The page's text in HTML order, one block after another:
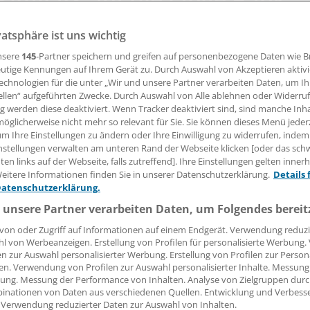
standen bereits in den Startlöchern: Erst im April waren
Aut-idem-Substitution rekombinanter Fertigarzneimittel
Doch jetzt schärft der Gesetzgeber nach.
15:41 Uhr
ist uns wichtig
145-Partner speichern und greifen auf personenbezogene Daten wie
Kennungen auf Ihrem Gerät zu. Durch Auswahl von Akzeptieren
für die unter „Wir und unsere Partner verarbeiten Daten, um
aufgeführten Zwecke. Durch Auswahl von Alle ablehnen oder
werden diese deaktiviert. Wenn Tracker deaktiviert sind, sind manche
nicht mehr so relevant für Sie. Sie können dieses Menü
Ihre Einstellungen zu ändern oder Ihre Einwilligung zu widerrufen, indem
verwalten am unteren Rand der Webseite klicken [oder das
links auf der Webseite, falls zutreffend]. Ihre Einstellungen gelten
Informationen finden Sie in unserer Datenschutzerklärung. Details
Partner verarbeiten Daten, um Folgendes
oder Zugriff auf Informationen auf einem Endgerät. Verwendung
von Werbeanzeigen. Erstellung von Profilen für personalisierte
zur Auswahl personalisierter Werbung. Erstellung von Profilen zur
Verwendung von Profilen zur Auswahl personalisierter Inhalte.
Messung der Performance von Inhalten. Analyse von Zielgruppen
von Daten aus verschiedenen Quellen. Entwicklung und
reduzierter Daten zur Auswahl von Inhalten.